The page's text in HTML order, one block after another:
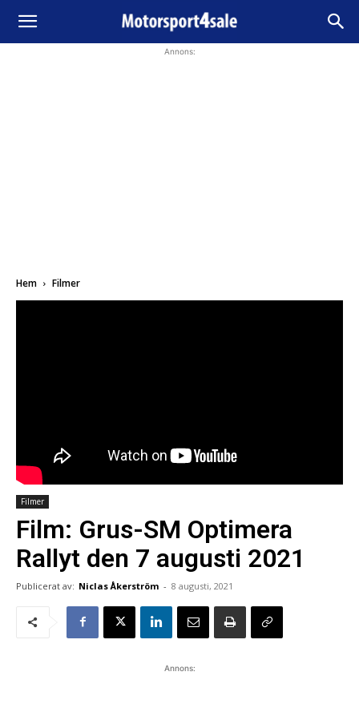
Annons:
Hem Filmer
Filmer
Film: Grus-SM Optimera
Rallyt den 7 augusti 2021
Publicerat av: Niclas Åkerström - 8 augusti, 2021
Annons: